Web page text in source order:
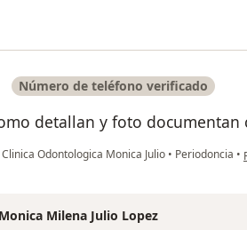
Número de teléfono verificado
detallan y foto documentan
Clinica Odontologica Monica Julio • Periodoncia •
Milena Julio Lopez